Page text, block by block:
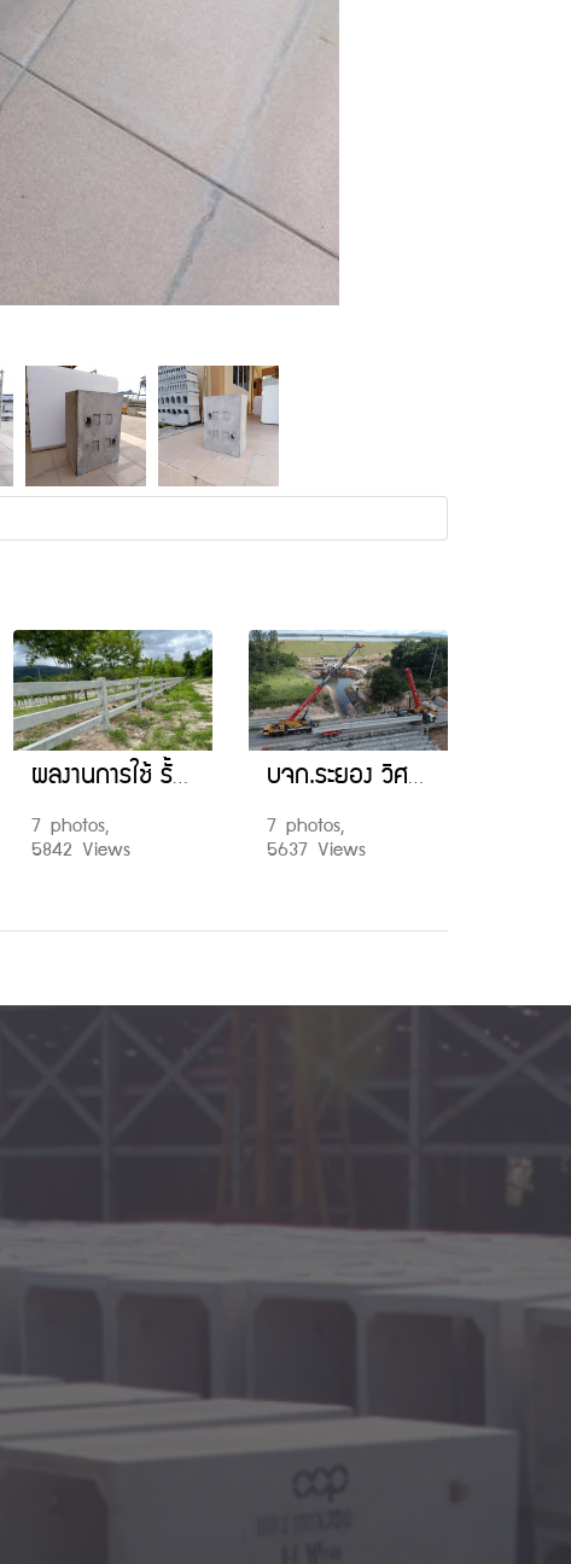
ผลงานการใช้ รั้วคอกม้า (Cowboy Fence)
7 photos,
5842 Views
บจก.ระยอง วิศวโยธา งานโครงการ พัฒนาทางหลวงหมายเลข 3578 ตอนทางรอบอ่างเก็บน้ำหนองปลาไหล อ.ปลวกแดง จ.ระยอง
7 photos,
5637 Views